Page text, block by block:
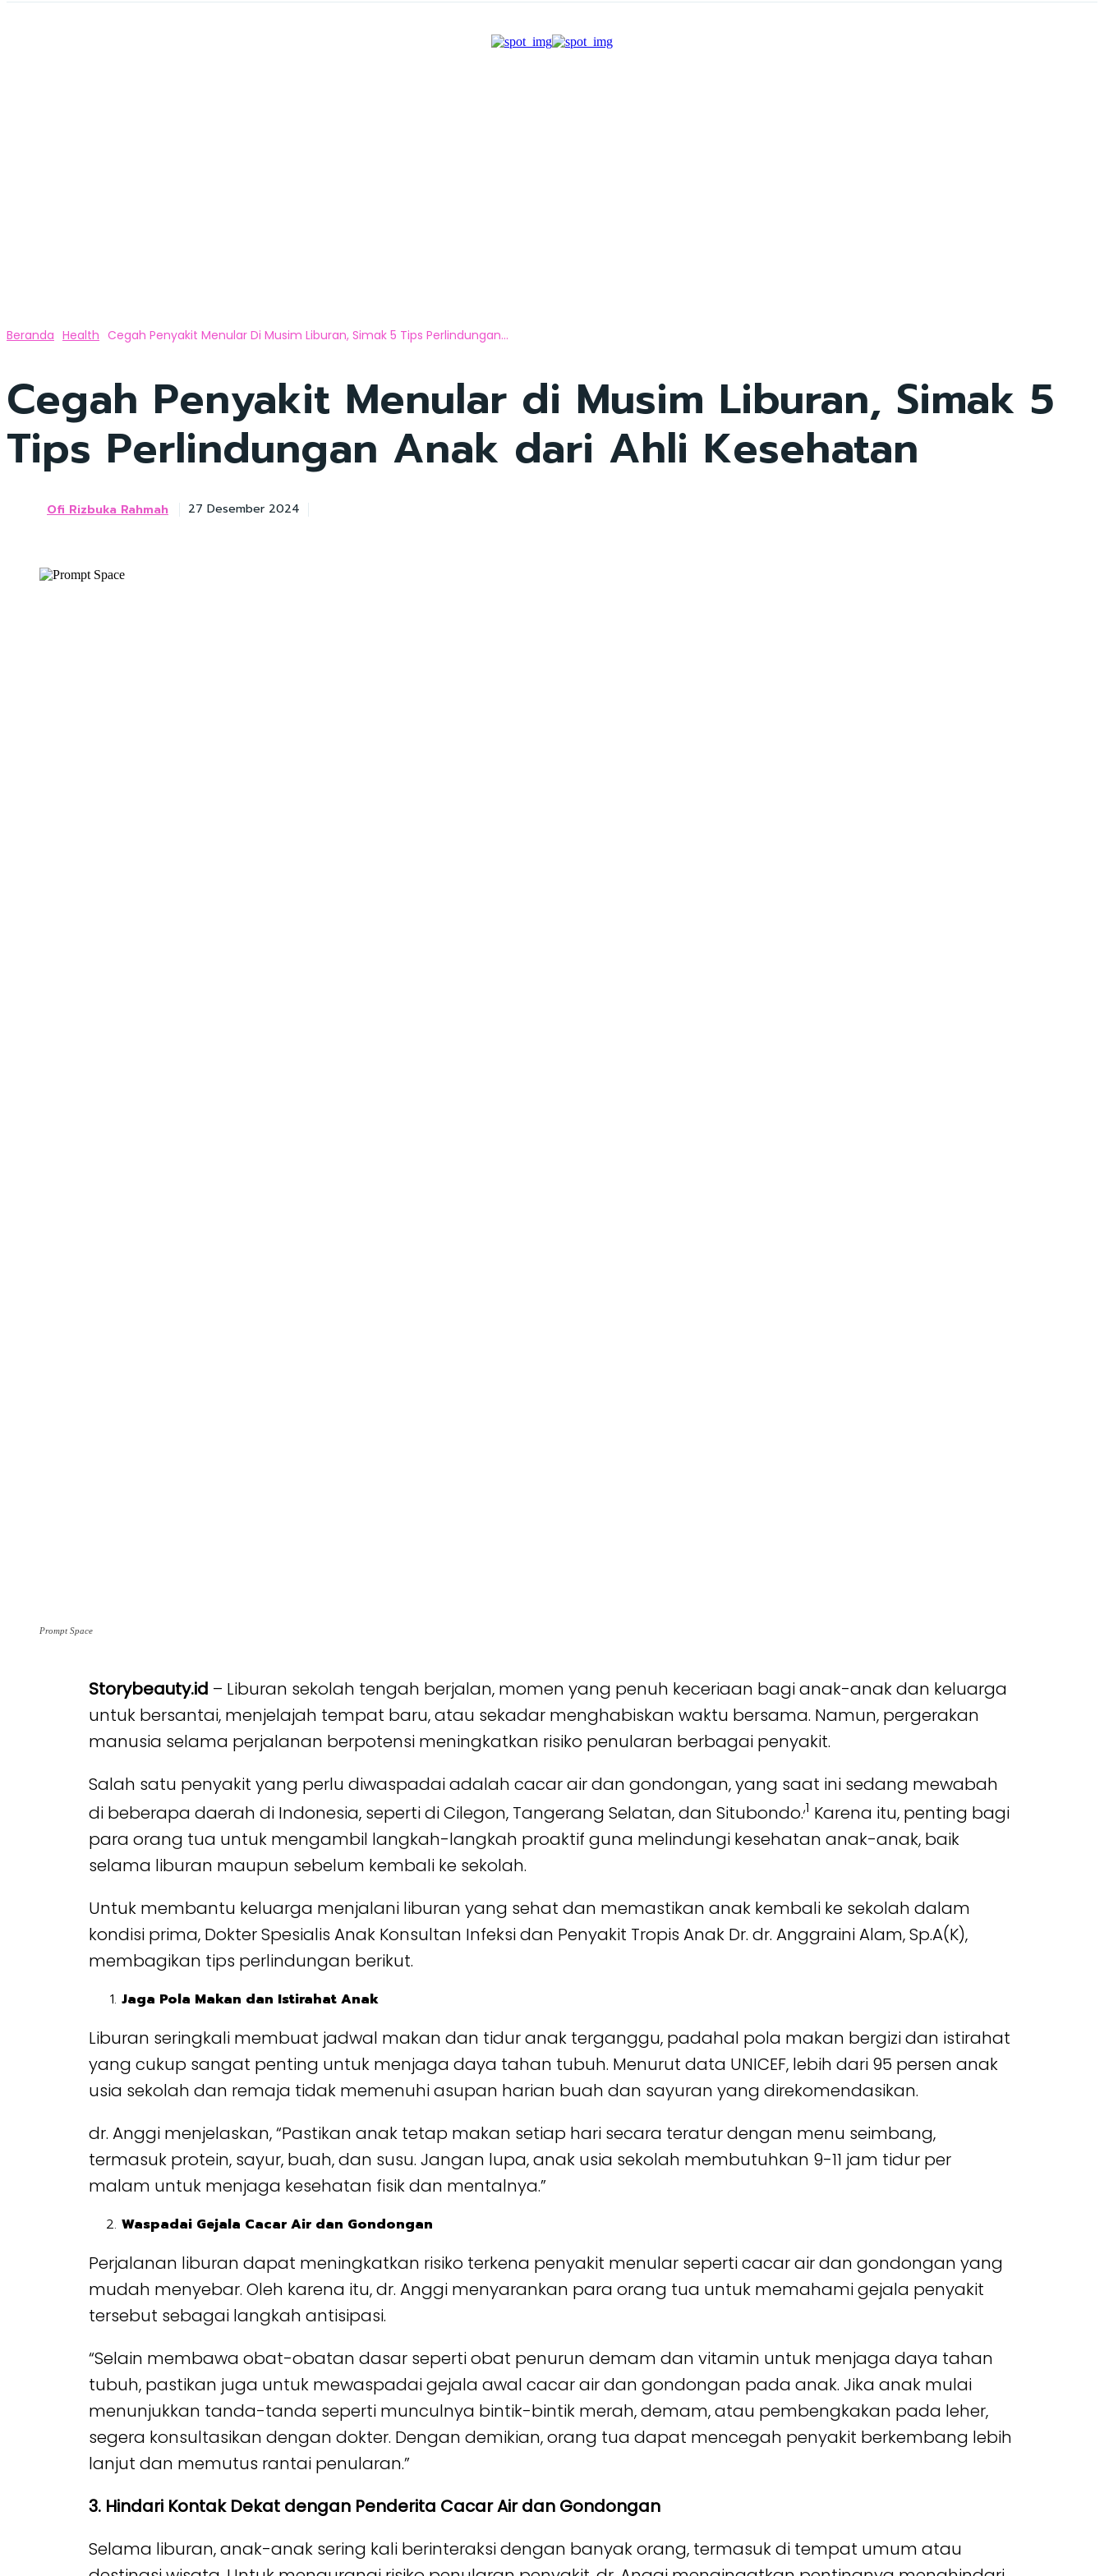
Beranda Health Cegah Penyakit Menular Di Musim Liburan, Simak 5 Tips Perlindungan...
Cegah Penyakit Menular di Musim Liburan, Simak 5
Tips Perlindungan Anak dari Ahli Kesehatan
Ofi Rizbuka Rahmah 27 Desember 2024
Prompt Space
Storybeauty.id – Liburan sekolah tengah berjalan, momen yang penuh keceriaan bagi anak-anak dan keluarga
untuk bersantai, menjelajah tempat baru, atau sekadar menghabiskan waktu bersama. Namun, pergerakan
manusia selama perjalanan berpotensi meningkatkan risiko penularan berbagai penyakit.
Salah satu penyakit yang perlu diwaspadai adalah cacar air dan gondongan, yang saat ini sedang mewabah
di beberapa daerah di Indonesia, seperti di Cilegon, Tangerang Selatan, dan Situbondo.,1 Karena itu, penting bagi
para orang tua untuk mengambil langkah-langkah proaktif guna melindungi kesehatan anak-anak, baik
selama liburan maupun sebelum kembali ke sekolah.
Untuk membantu keluarga menjalani liburan yang sehat dan memastikan anak kembali ke sekolah dalam
kondisi prima, Dokter Spesialis Anak Konsultan Infeksi dan Penyakit Tropis Anak Dr. dr. Anggraini Alam, Sp.A(K),
membagikan tips perlindungan berikut.
Jaga Pola Makan dan Istirahat Anak
Liburan seringkali membuat jadwal makan dan tidur anak terganggu, padahal pola makan bergizi dan istirahat
yang cukup sangat penting untuk menjaga daya tahan tubuh. Menurut data UNICEF, lebih dari 95 persen anak
usia sekolah dan remaja tidak memenuhi asupan harian buah dan sayuran yang direkomendasikan.
dr. Anggi menjelaskan, “Pastikan anak tetap makan setiap hari secara teratur dengan menu seimbang,
termasuk protein, sayur, buah, dan susu. Jangan lupa, anak usia sekolah membutuhkan 9-11 jam tidur per
malam untuk menjaga kesehatan fisik dan mentalnya.”
Waspadai Gejala Cacar Air dan Gondongan
Perjalanan liburan dapat meningkatkan risiko terkena penyakit menular seperti cacar air dan gondongan yang
mudah menyebar. Oleh karena itu, dr. Anggi menyarankan para orang tua untuk memahami gejala penyakit
tersebut sebagai langkah antisipasi.
“Selain membawa obat-obatan dasar seperti obat penurun demam dan vitamin untuk menjaga daya tahan
tubuh, pastikan juga untuk mewaspadai gejala awal cacar air dan gondongan pada anak. Jika anak mulai
menunjukkan tanda-tanda seperti munculnya bintik-bintik merah, demam, atau pembengkakan pada leher,
segera konsultasikan dengan dokter. Dengan demikian, orang tua dapat mencegah penyakit berkembang lebih
lanjut dan memutus rantai penularan.”
3. Hindari Kontak Dekat dengan Penderita Cacar Air dan Gondongan
Selama liburan, anak-anak sering kali berinteraksi dengan banyak orang, termasuk di tempat umum atau